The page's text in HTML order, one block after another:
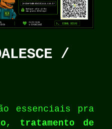
/
essenciais pra
, tratamento de